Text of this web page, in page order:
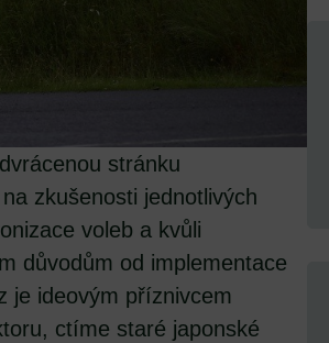
stránku
zkušenosti jednotlivých
voleb a kvůli
důvodům od implementace
je ideovým příznivcem
ctíme staré japonské